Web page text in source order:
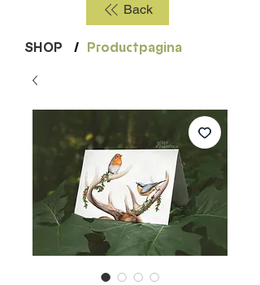
Back
SHOP / Productpagina